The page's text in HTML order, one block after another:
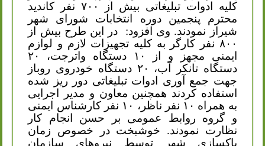
کلیه ادوات تبلیغاتی بیش از ۷۰۰ نفر کاندید
محترم پنجمین دوره انتخابات شورای شهر
شیراز نمودند. وی افزود:
در این طرح بیش از
۸۰۰ نفر کارگر به کلیه تجهیزات لازم و لوازم
ایمنی مجهز و از ۱۰ دستگاه واترجت، ۲۰
دستگاه تانکر آب، ۲۰ دستگاه خودروی روباز
جهت جمع آوری ادوات تبلیغاتی دور ریز شده
استفاده کردند همچنین معاون و مدیر اجرایی
به همراه ۱۰ نفر ناظر، ۱۰ نفر کارشناس ایمنی
و گروه روابط عمومی بر حسن انجام کار
نظارت نمودند. خوشبخت در خصوص زمان
پاکسازی شهر توسط نیروهای سازمان